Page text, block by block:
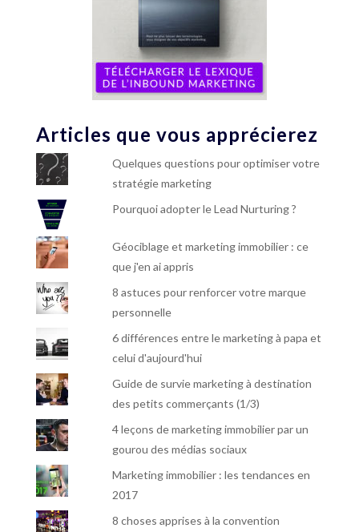
Articles que vous apprécierez
Quelques questions pour optimiser votre
stratégie marketing
Pourquoi adopter le Lead Nurturing ?
Géociblage et marketing immobilier : ce
que j'en ai appris
8 astuces pour renforcer votre marque
personnelle
6 différences entre le marketing à papa et
celui d'aujourd'hui
Guide de survie marketing à destination
des petits commerçants (1/3)
4 leçons de marketing immobilier par un
gourou des médias sociaux
Marketing immobilier : les tendances en
2017
8 choses apprises à la convention